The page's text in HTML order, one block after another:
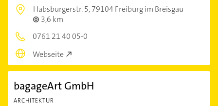
Habsburgerstr. 5,79104 Freiburg im Breisgau
3,6 km
0761 21 40 05-0
Webseite
bagageArt GmbH
ARCHITEKTUR